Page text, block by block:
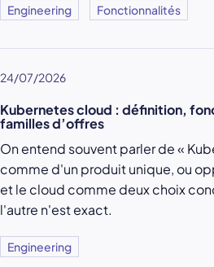
Engineering Fonctionnalités
24/07/2026
Kubernetes cloud : définition,
familles d’offres
On entend souvent parler de «
comme d'un produit unique, ou
et le cloud comme deux choix
l'autre n'est exact.
Engineering